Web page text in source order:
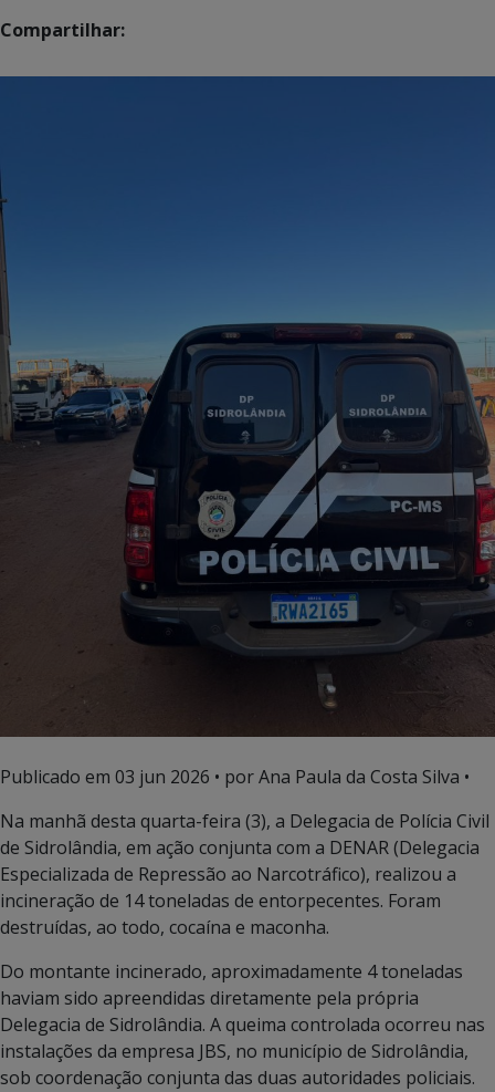
Compartilhar:
Publicado em 03 jun 2026 • por Ana Paula da Costa Silva •
Na manhã desta quarta-feira (3), a Delegacia de Polícia Civil
de Sidrolândia, em ação conjunta com a DENAR (Delegacia
Especializada de Repressão ao Narcotráfico), realizou a
incineração de 14 toneladas de entorpecentes. Foram
destruídas, ao todo, cocaína e maconha.
Do montante incinerado, aproximadamente 4 toneladas
haviam sido apreendidas diretamente pela própria
Delegacia de Sidrolândia. A queima controlada ocorreu nas
instalações da empresa JBS, no município de Sidrolândia,
sob coordenação conjunta das duas autoridades policiais.